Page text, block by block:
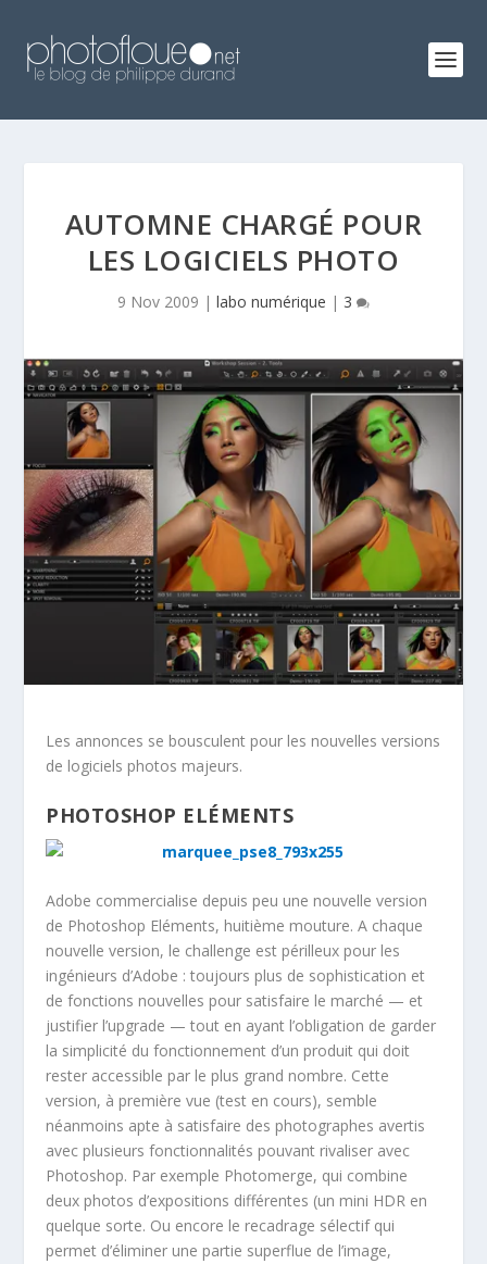
AUTOMNE CHARGÉ POUR
LES LOGICIELS PHOTO
9 Nov 2009 | labo numérique | 3
Les annonces se bousculent pour les nouvelles versions
de logiciels photos majeurs.
PHOTOSHOP ELÉMENTS
Adobe commercialise depuis peu une nouvelle version
de Photoshop Eléments, huitième mouture. A chaque
nouvelle version, le challenge est périlleux pour les
ingénieurs d’Adobe : toujours plus de sophistication et
de fonctions nouvelles pour satisfaire le marché — et
justifier l’upgrade — tout en ayant l’obligation de garder
la simplicité du fonctionnement d’un produit qui doit
rester accessible par le plus grand nombre. Cette
version, à première vue (test en cours), semble
néanmoins apte à satisfaire des photographes avertis
avec plusieurs fonctionnalités pouvant rivaliser avec
Photoshop. Par exemple Photomerge, qui combine
deux photos d’expositions différentes (un mini HDR en
quelque sorte. Ou encore le recadrage sélectif qui
permet d’éliminer une partie superflue de l’image,